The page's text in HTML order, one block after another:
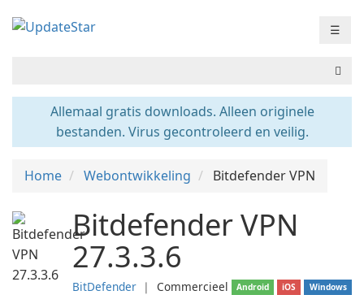
☰
Allemaal gratis downloads. Alleen originele
bestanden. Virus gecontroleerd en veilig.
Home Webontwikkeling Bitdefender VPN
Bitdefender VPN
27.3.3.6
BitDefender ❘ Commercieel Android iOS Windows